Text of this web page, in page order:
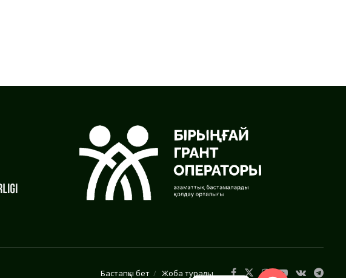
Бастапқы бет Жоба туралы